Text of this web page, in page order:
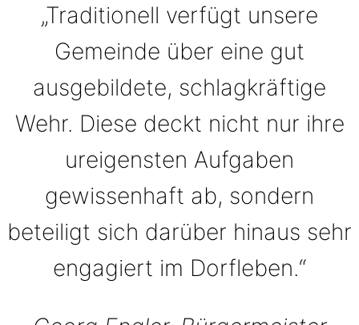
„Traditionell verfügt unsere
Gemeinde über eine gut
ausgebildete, schlagkräftige
Wehr. Diese deckt nicht nur ihre
ureigensten Aufgaben
gewissenhaft ab, sondern
beteiligt sich darüber hinaus sehr
engagiert im Dorfleben.“